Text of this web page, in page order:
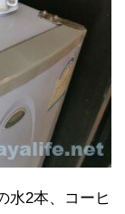
水2本、コーヒ